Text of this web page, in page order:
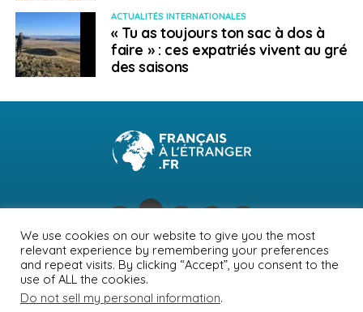
SUJETS ASSOCIÉS: FEATURED
A SUIVRE
Salon du travail et de la mobilité à Paris le 17
janvier
Rire à Abidjan ce week-end avec RFI
Nathalie Laville
ACTUALITÉS INTERNATIONALES
« Tu as toujours ton sac à dos à
faire » : ces expatriés vivent au gré
des saisons
NEWSLETTER PUBLICITÉ CONTACTS
MENTIONS LÉGALES
POLITIQUE DE CONFIDENTIALITÉ
We use cookies on our website to give you the most
relevant experience by remembering your preferences
and repeat visits. By clicking “Accept”, you consent to the
use of ALL the cookies.
Do not sell my personal information.